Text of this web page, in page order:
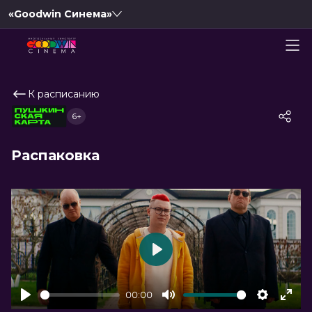
«Goodwin Синема»
К расписанию
Распаковка
6+
00:00
Play